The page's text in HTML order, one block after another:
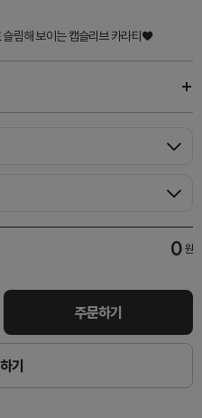
슬림해 보이는 캡슬리브 카라티♥
0 원
주문하기
기